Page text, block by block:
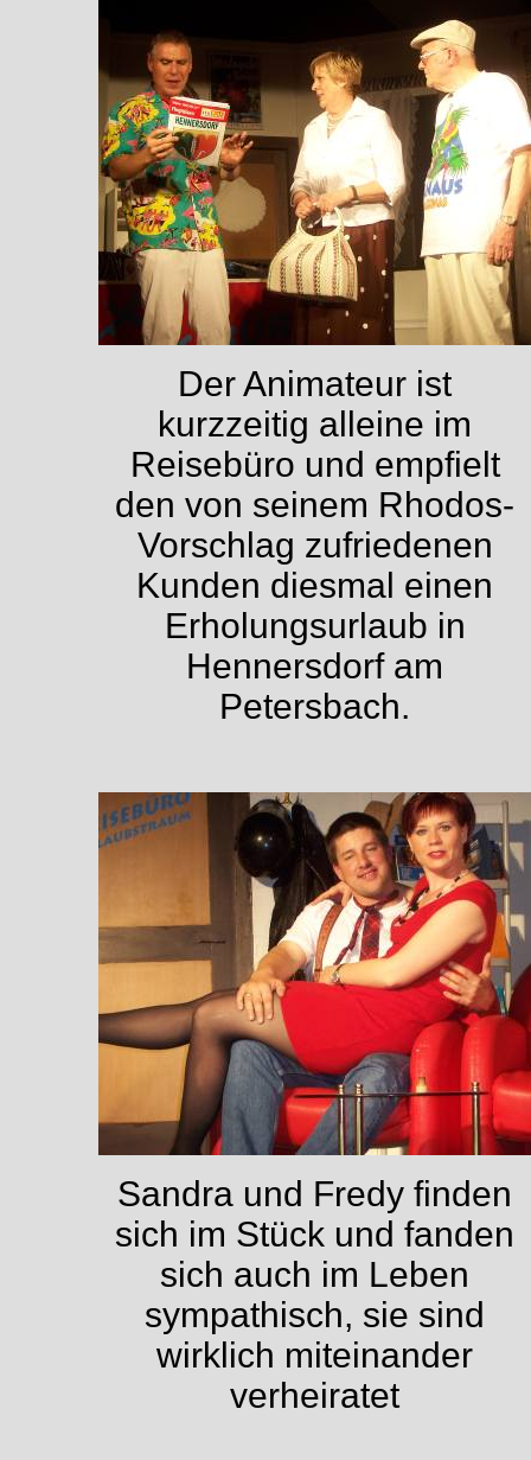
Der Animateur ist
kurzzeitig alleine im
Reisebüro und empfielt
den von seinem Rhodos-
Vorschlag zufriedenen
Kunden diesmal einen
Erholungsurlaub in
Hennersdorf am
Petersbach.
Sandra und Fredy finden
sich im Stück und fanden
sich auch im Leben
sympathisch, sie sind
wirklich miteinander
verheiratet